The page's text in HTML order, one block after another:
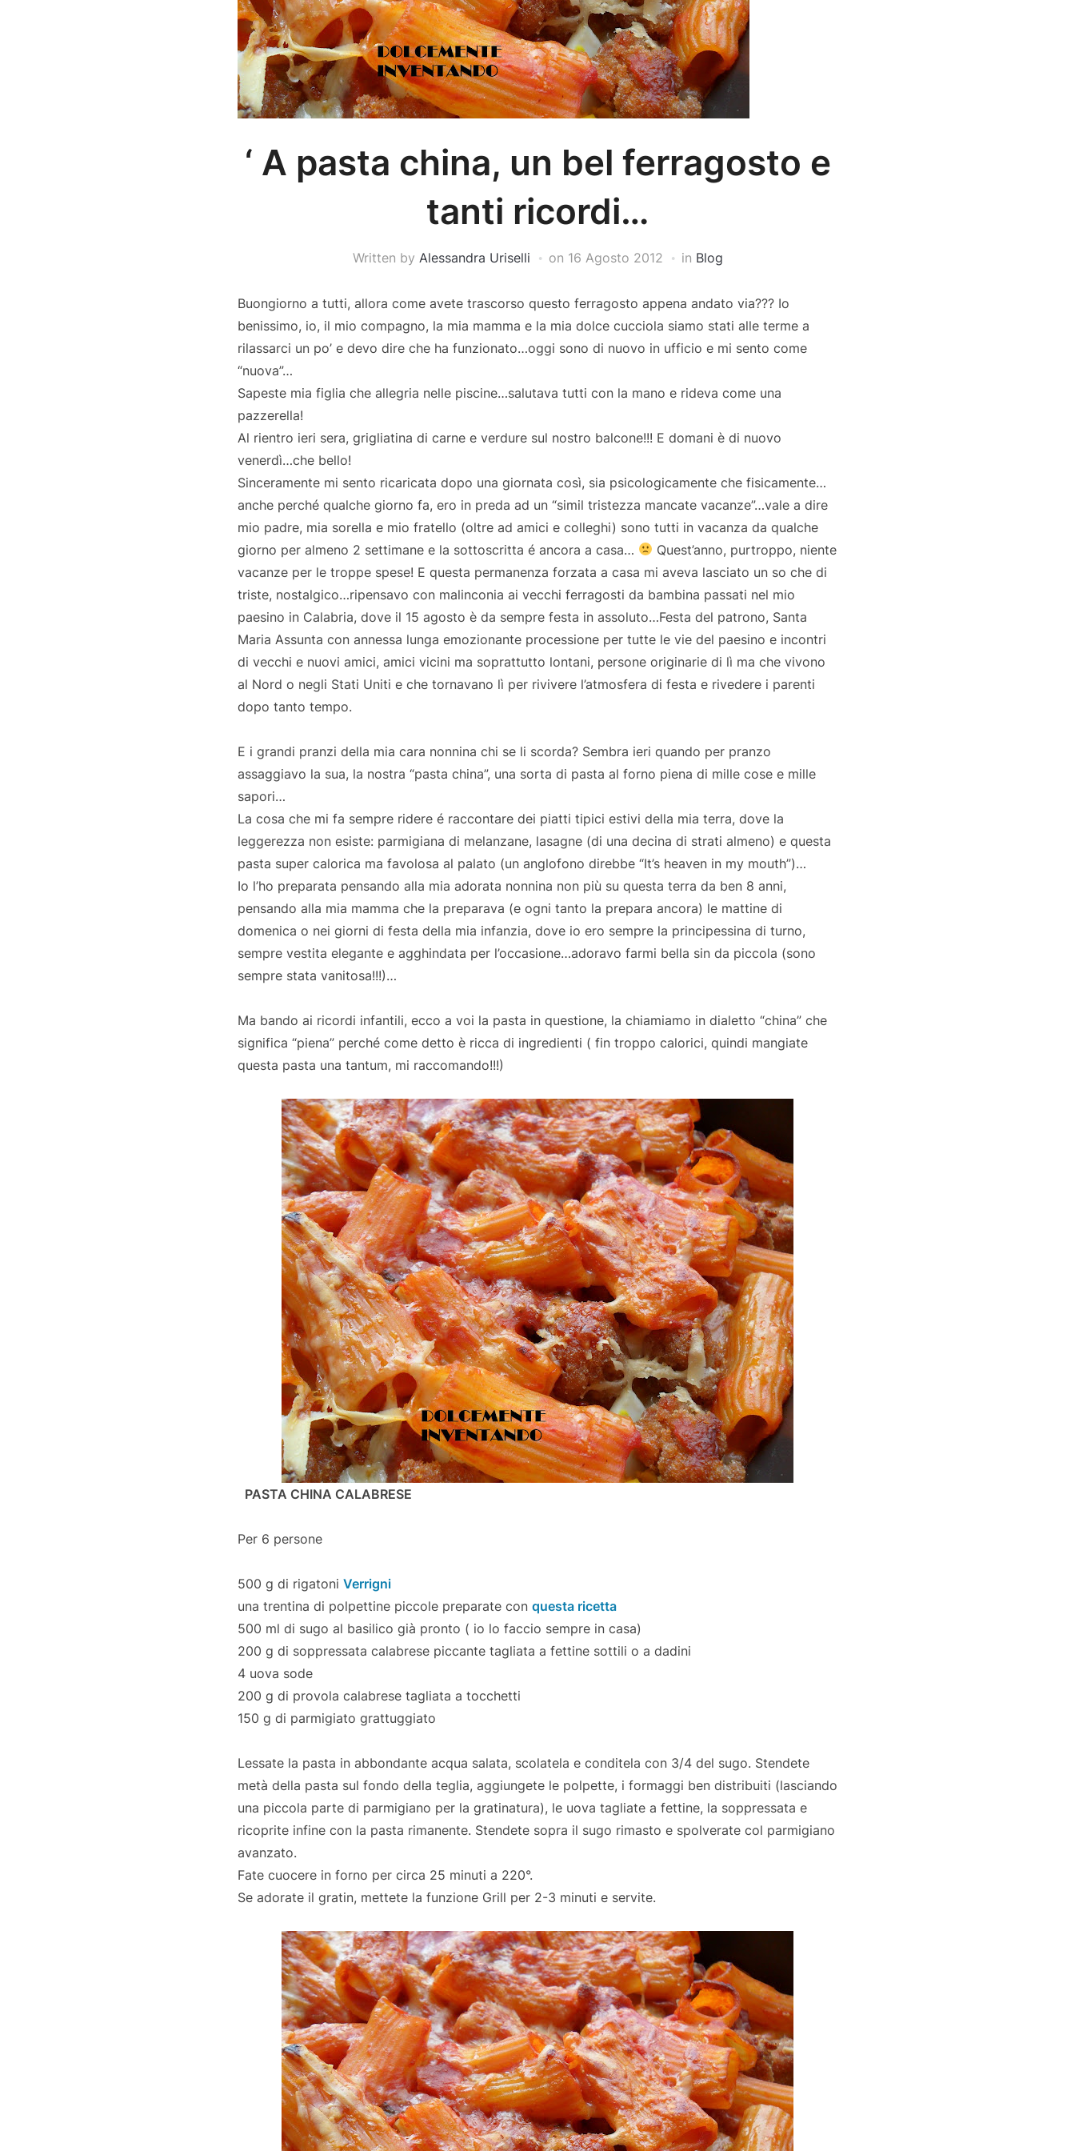
‘ A pasta china, un bel ferragosto e
tanti ricordi…
Written by Alessandra Uriselli on 16 Agosto 2012 in Blog
Buongiorno a tutti, allora come avete trascorso questo ferragosto appena andato via??? Io
benissimo, io, il mio compagno, la mia mamma e la mia dolce cucciola siamo stati alle terme a
rilassarci un po’ e devo dire che ha funzionato…oggi sono di nuovo in ufficio e mi sento come
“nuova”…
Sapeste mia figlia che allegria nelle piscine…salutava tutti con la mano e rideva come una
pazzerella!
Al rientro ieri sera, grigliatina di carne e verdure sul nostro balcone!!! E domani è di nuovo
venerdì…che bello!
Sinceramente mi sento ricaricata dopo una giornata così, sia psicologicamente che fisicamente…
anche perché qualche giorno fa, ero in preda ad un “simil tristezza mancate vacanze”…vale a dire
mio padre, mia sorella e mio fratello (oltre ad amici e colleghi) sono tutti in vacanza da qualche
giorno per almeno 2 settimane e la sottoscritta é ancora a casa…
Quest’anno, purtroppo, niente
vacanze per le troppe spese! E questa permanenza forzata a casa mi aveva lasciato un so che di
triste, nostalgico…ripensavo con malinconia ai vecchi ferragosti da bambina passati nel mio
paesino in Calabria, dove il 15 agosto è da sempre festa in assoluto…Festa del patrono, Santa
Maria Assunta con annessa lunga emozionante processione per tutte le vie del paesino e incontri
di vecchi e nuovi amici, amici vicini ma soprattutto lontani, persone originarie di lì ma che vivono
al Nord o negli Stati Uniti e che tornavano lì per rivivere l’atmosfera di festa e rivedere i parenti
dopo tanto tempo.
E i grandi pranzi della mia cara nonnina chi se li scorda? Sembra ieri quando per pranzo
assaggiavo la sua, la nostra “pasta china”, una sorta di pasta al forno piena di mille cose e mille
sapori…
La cosa che mi fa sempre ridere é raccontare dei piatti tipici estivi della mia terra, dove la
leggerezza non esiste: parmigiana di melanzane, lasagne (di una decina di strati almeno) e questa
pasta super calorica ma favolosa al palato (un anglofono direbbe “It’s heaven in my mouth”)…
Io l’ho preparata pensando alla mia adorata nonnina non più su questa terra da ben 8 anni,
pensando alla mia mamma che la preparava (e ogni tanto la prepara ancora) le mattine di
domenica o nei giorni di festa della mia infanzia, dove io ero sempre la principessina di turno,
sempre vestita elegante e agghindata per l’occasione…adoravo farmi bella sin da piccola (sono
sempre stata vanitosa!!!)…
Ma bando ai ricordi infantili, ecco a voi la pasta in questione, la chiamiamo in dialetto “china” che
significa “piena” perché come detto è ricca di ingredienti ( fin troppo calorici, quindi mangiate
questa pasta una tantum, mi raccomando!!!)
PASTA CHINA CALABRESE
Per 6 persone
500 g di rigatoni Verrigni
una trentina di polpettine piccole preparate con questa ricetta
500 ml di sugo al basilico già pronto ( io lo faccio sempre in casa)
200 g di soppressata calabrese piccante tagliata a fettine sottili o a dadini
4 uova sode
200 g di provola calabrese tagliata a tocchetti
150 g di parmigiato grattuggiato
Lessate la pasta in abbondante acqua salata, scolatela e conditela con 3/4 del sugo. Stendete
metà della pasta sul fondo della teglia, aggiungete le polpette, i formaggi ben distribuiti (lasciando
una piccola parte di parmigiano per la gratinatura), le uova tagliate a fettine, la soppressata e
ricoprite infine con la pasta rimanente. Stendete sopra il sugo rimasto e spolverate col parmigiano
avanzato.
Fate cuocere in forno per circa 25 minuti a 220°.
Se adorate il gratin, mettete la funzione Grill per 2-3 minuti e servite.